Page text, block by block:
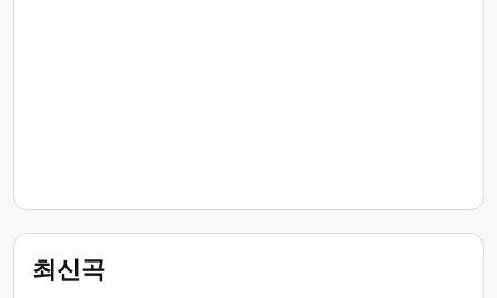
최신곡